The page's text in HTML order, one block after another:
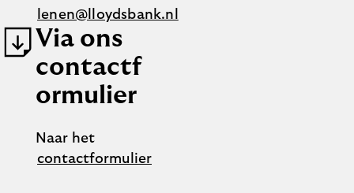
lenen@lloydsbank.nl
Via ons
contactf
ormulier
Naar het
contactformulier